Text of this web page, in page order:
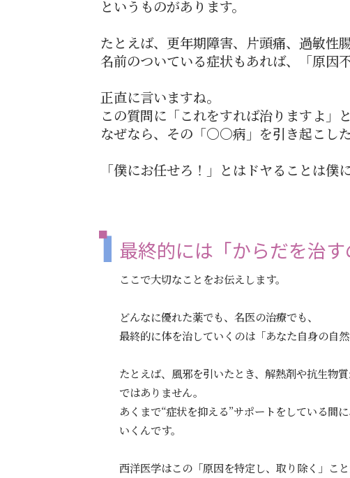
というものがあります。
たとえば、更年期障害、片頭痛、過敏性
名前のついている症状もあれば、「原因
正直に言いますね。
この質問に「これをすれば治りますよ」
なぜなら、その「〇〇病」を引き起こし
「僕にお任せろ！」とはドヤることは僕
最終的には「からだを治す
ここで大切なことをお伝えします。
どんなに優れた薬でも、名医の治療でも、
最終的に体を治していくのは「あなた自身の自然
たとえば、風邪を引いたとき、解熱剤や抗生物
ではありません。
あくまで“症状を抑える”サポートをしている間
いくんです。
西洋医学はこの「原因を特定し、取り除く」こと